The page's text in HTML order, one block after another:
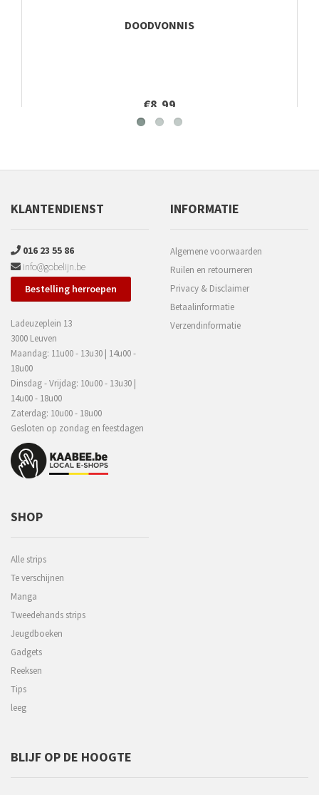
DOODVONNIS
€8,99
KLANTENDIENST
016 23 55 86
info@gobelijn.be
Bestelling herroepen
Ladeuzeplein 13
3000 Leuven
Maandag: 11u00 - 13u30 | 14u00 -
18u00
Dinsdag - Vrijdag: 10u00 - 13u30 |
14u00 - 18u00
Zaterdag: 10u00 - 18u00
Gesloten op zondag en feestdagen
INFORMATIE
Algemene voorwaarden
Ruilen en retourneren
Privacy & Disclaimer
Betaalinformatie
Verzendinformatie
SHOP
Alle strips
Te verschijnen
Manga
Tweedehands strips
Jeugdboeken
Gadgets
Reeksen
Tips
leeg
BLIJF OP DE HOOGTE